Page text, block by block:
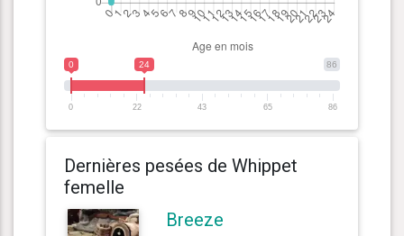
86
0 24
0 22 43 65 86
Dernières pesées de Whippet
femelle
Breeze